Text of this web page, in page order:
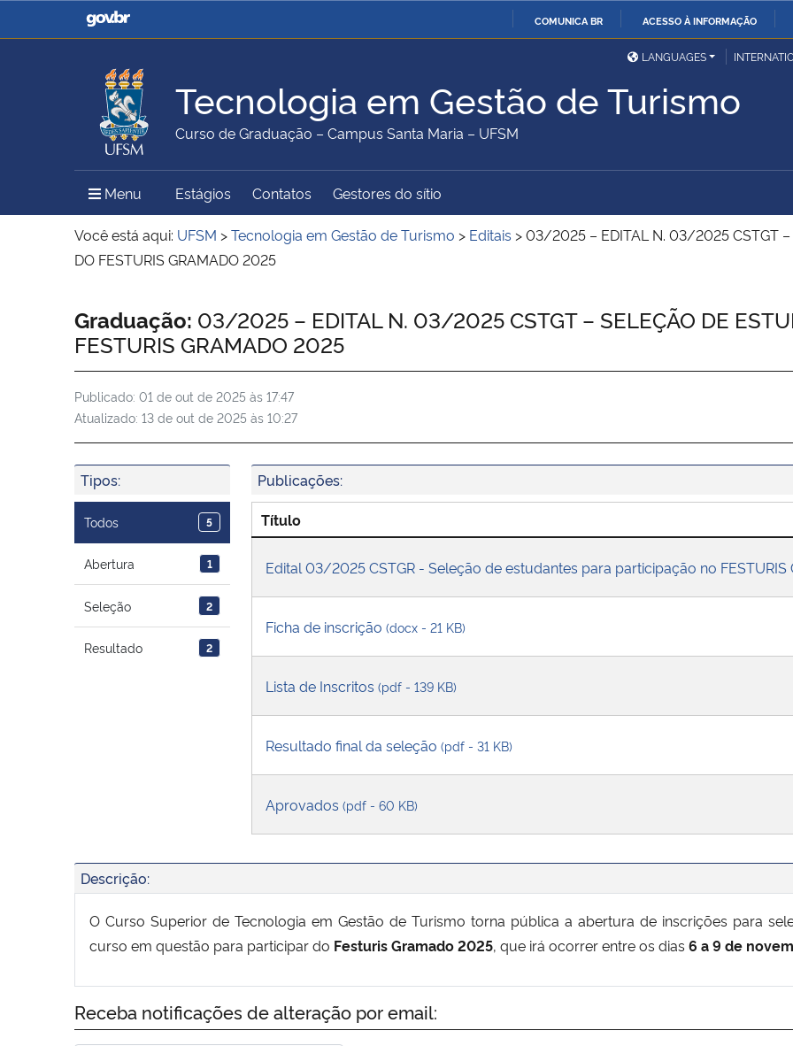
O
COMUNICA BR ACESSO À INFORMAÇÃO
Casa Civil
Ministério da Justiça e
Ministério da Defesa
Ministério das Relações
Exteriores
Ministério da Agricultura,
Pecuária e Abastecimento
Ministério da Educação Ministério da Cidadania Ministério da Saúde
Ministério do Meio Ambiente Ministério do Turismo
Ministério do
Desenvolvimento Regional
União
Institucional
LANGUAGES
Tecnologia em Gestão de Turismo
Curso de Graduação – Campus Santa Maria – UFSM
Menu Menu Principal do Sítio
Estágios Contatos Gestores do sítio
Você está aqui: UFSM >Tecnologia em Gestão de Turismo > Editais >03/2025 – EDITAL N. 03/2025 CSTGT –
DO FESTURIS GRAMADO 2025
Início do conteúdo
Graduação: 03/2025 – EDITAL N. 03/2025 CSTGT – SELEÇÃO DE
FESTURIS GRAMADO 2025
Publicado: 01 de out de 2025 às 17:47
Atualizado: 13 de out de 2025 às 10:27
Tipos:
Todos 5
Abertura 1
Seleção 2
Resultado 2
Publicações:
Título
Edital 03/2025 CSTGR - Seleção de estudantes para participação no FESTURIS
Ficha de inscrição (docx - 21 KB)
Lista de Inscritos (pdf - 139 KB)
Resultado final da seleção (pdf - 31 KB)
Aprovados (pdf - 60 KB)
Descrição:
O Curso Superior de Tecnologia em Gestão de Turismo torna pública a abertura de inscrições para
curso em questão para participar do Festuris Gramado 2025, que irá ocorrer entre os dias 6 a 9 de
Receba notificações de alteração por email: